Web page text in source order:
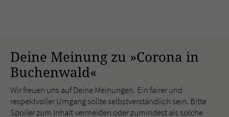
Deine Meinung zu »Corona in
Buchenwald«
Wir freuen uns auf Deine Meinungen. Ein fairer und
respektvoller Umgang sollte selbstverständlich sein. Bitte
Spoiler zum Inhalt vermeiden oder zumindest als solche